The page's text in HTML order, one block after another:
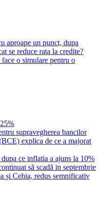
aproape un punct, dupa
se reduce rata la credite?
o simulare pentru o
supravegherea bancilor
explica de ce a majorat
ce inflatia a ajuns la 10%
să scadă in septembrie
și Cehia, redus semnificativ